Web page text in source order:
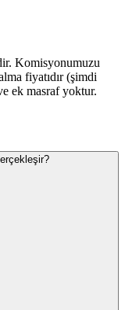
Komisyonumuzu
fiyatıdır (şimdi
ek masraf yoktur.